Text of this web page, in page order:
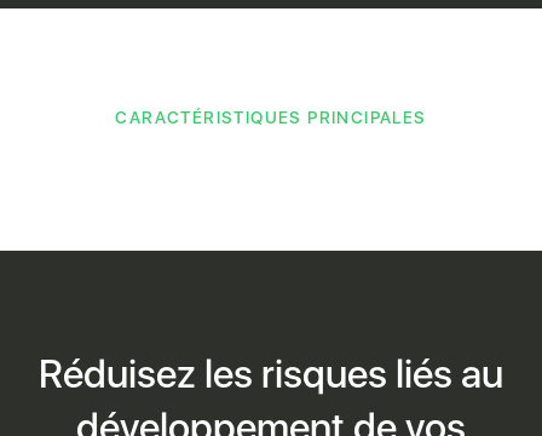
CARACTÉRISTIQUES PRINCIPALES
Réduisez les risques liés au